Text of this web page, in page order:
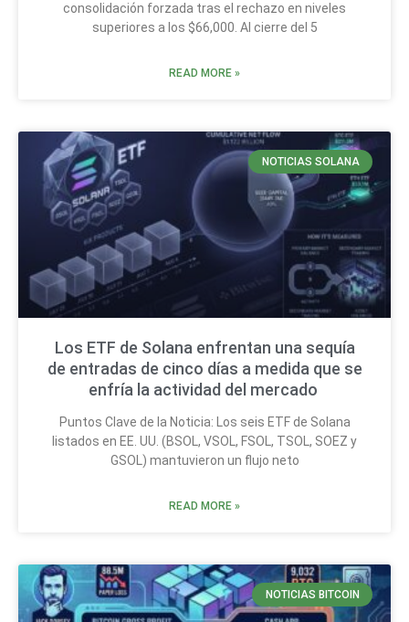
consolidación forzada tras el rechazo en niveles
superiores a los $66,000. Al cierre del 5
READ MORE »
NOTICIAS SOLANA
Los ETF de Solana enfrentan una sequía
de entradas de cinco días a medida que se
enfría la actividad del mercado
Puntos Clave de la Noticia: Los seis ETF de Solana
listados en EE. UU. (BSOL, VSOL, FSOL, TSOL, SOEZ y
GSOL) mantuvieron un flujo neto
READ MORE »
NOTICIAS BITCOIN